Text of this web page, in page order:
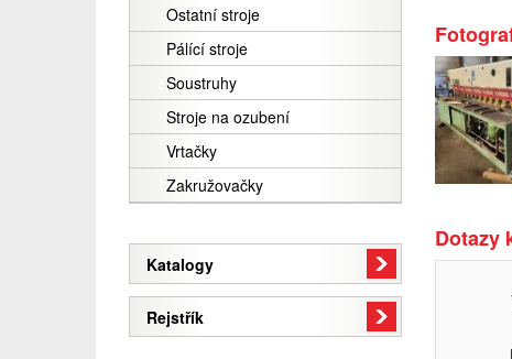
Ostatní stroje
Pálící stroje
Soustruhy
Stroje na ozubení
Vrtačky
Zakružovačky
Katalogy
Rejstřík
Dotazy